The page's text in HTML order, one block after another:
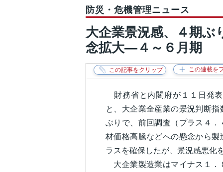
防災・危機管理ニュース
大企業景況感、４期ぶ
念拡大―４～６月期
財務省と内閣府が１１日発
と、大企業全産業の景況判断
ぶりで、前回調査（プラス４
材価格高騰などへの懸念から
ラスを確保したが、景況感悪化
大企業製造業はマイナス１．